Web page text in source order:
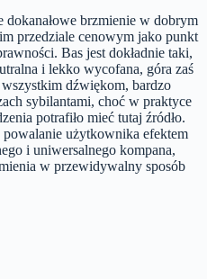
brzmienie w dobrym
przedziale cenowym jako punkt
Bas jest dokładnie taki,
i lekko wycofana, góra zaś
dźwiękom, bardzo
sybilantami, choć w praktyce
potrafiło mieć tutaj źródło.
powalanie użytkownika efektem
i uniwersalnego kompana,
w przewidywalny sposób